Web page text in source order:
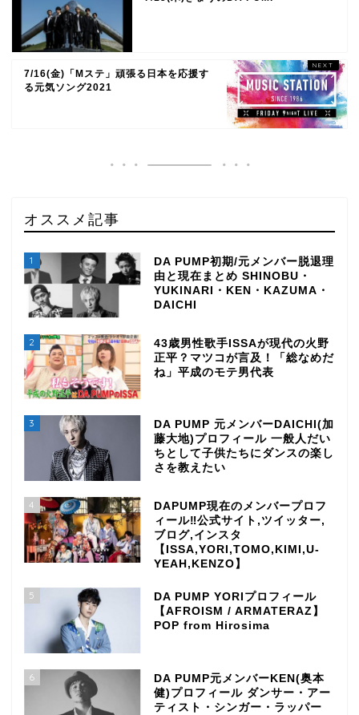
7/16(金)「Mステ」頑張る日本を応援す
る元気ソング2021
オススメ記事
1
DA PUMP初期/元メンバー脱退理
由と現在まとめ SHINOBU・
YUKINARI・KEN・KAZUMA・
DAICHI
2
43歳男性歌手ISSAが現代の火野
正平？マツコが言及！「総なめだ
ね」平成のモテ男代表
3
DA PUMP 元メンバーDAICHI(加
藤大地)プロフィール 一般人だい
ちとして子供たちにダンスの楽し
さを教えたい
4
DAPUMP現在のメンバープロフ
ィール‼公式サイト,ツイッター,
ブログ,インスタ
【ISSA,YORI,TOMO,KIMI,U-
YEAH,KENZO】
5
DA PUMP YORIプロフィール
【AFROISM / ARMATERAZ】
POP from Hirosima
6
DA PUMP元メンバーKEN(奥本
健)プロフィール ダンサー・アー
ティスト・シンガー・ラッパー